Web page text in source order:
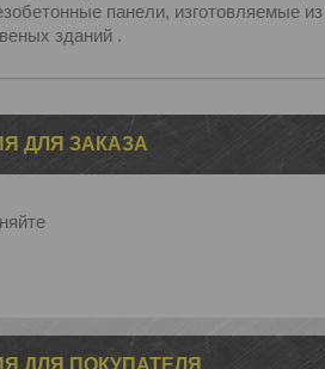
панели, изготовляемые
зданий .
ДЛЯ ЗАКАЗА
ДЛЯ ПОКУПАТЕЛЯ